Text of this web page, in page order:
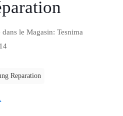
le Magasin: Tesnima
Reparation